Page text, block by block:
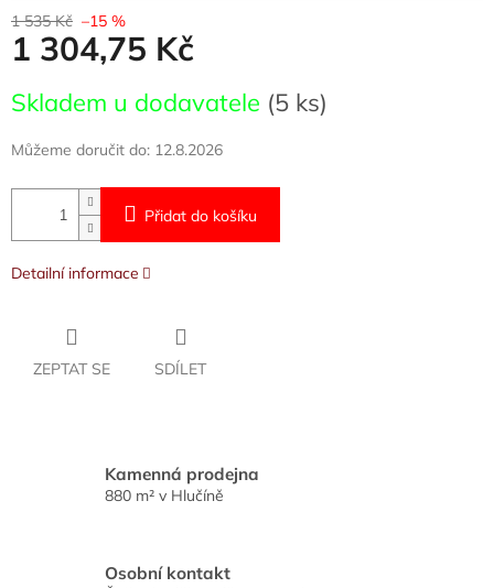
1 535 Kč –15 %
1 304,75 Kč
cena:
Skladem u dodavatele (5 ks)
Můžeme doručit do: 12.8.2026
Přidat do košíku
Detailní informace
ZEPTAT SE SDÍLET
Kamenná prodejna
880 m² v Hlučíně
Osobní kontakt